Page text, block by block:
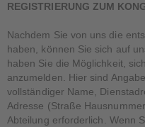
REGISTRIERUNG ZUM
Nachdem Sie von uns die
haben, können Sie sich auf
haben Sie die Möglichkeit,
anzumelden. Hier sind
vollständiger Name,
Adresse (Straße
Abteilung erforderlich. Wenn